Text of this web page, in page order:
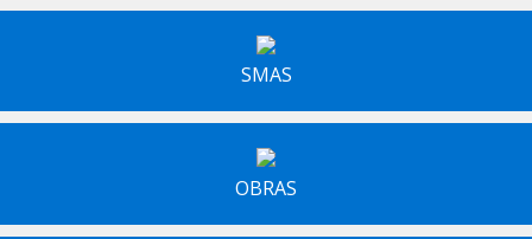
SMAS
OBRAS